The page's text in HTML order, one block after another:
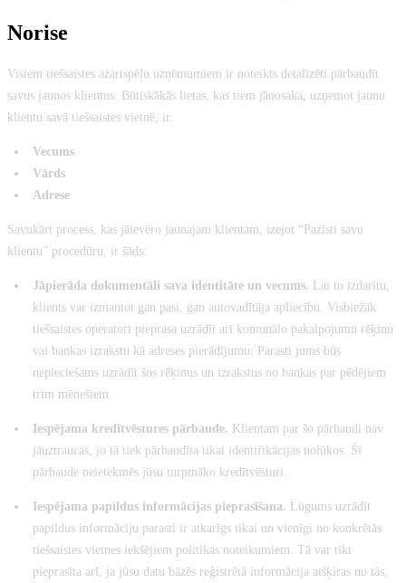
Norise
Visiem tiešsaistes azartspēļu uzņēmumiem ir noteikts detalizēti pārbaudīt
savus jaunos klientus. Būtiskākās lietas, kas tiem jānosaka, uzņemot jaunu
klientu savā tiešsaistes vietnē, ir:
Vecums
Vārds
Adrese
Savukārt process, kas jāievēro jaunajam klientam, izejot “Pazīsti savu
klientu” procedūru, ir šāds:
Jāpierāda dokumentāli sava identitāte un vecums. Lai to izdarītu,
klients var izmantot gan pasi, gan autovadītāja apliecību. Visbiežāk
tiešsaistes operatori pieprasa uzrādīt arī komunālo pakalpojumu rēķinu
vai bankas izrakstu kā adreses pierādījumu. Parasti jums būs
nepieciešams uzrādīt šos rēķinus un izrakstus no bankas par pēdējiem
trim mēnešiem.
Iespējama kredītvēstures pārbaude. Klientam par šo pārbaudi nav
jāuztraucas, jo tā tiek pārbaudīta tikai identifikācijas nolūkos. Šī
pārbaude neietekmēs jūsu turpmāko kredītvēsturi.
Iespējama papildus informācijas pieprasīšana. Lūgums uzrādīt
papildus informāciju parasti ir atkarīgs tikai un vienīgi no konkrētās
tiešsaistes vietnes iekšējiem politikas noteikumiem. Tā var tikt
pieprasīta arī, ja jūsu datu bāzēs reģistrētā informācija atšķiras no tās,